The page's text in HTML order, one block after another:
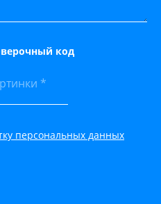
код
персональных данных